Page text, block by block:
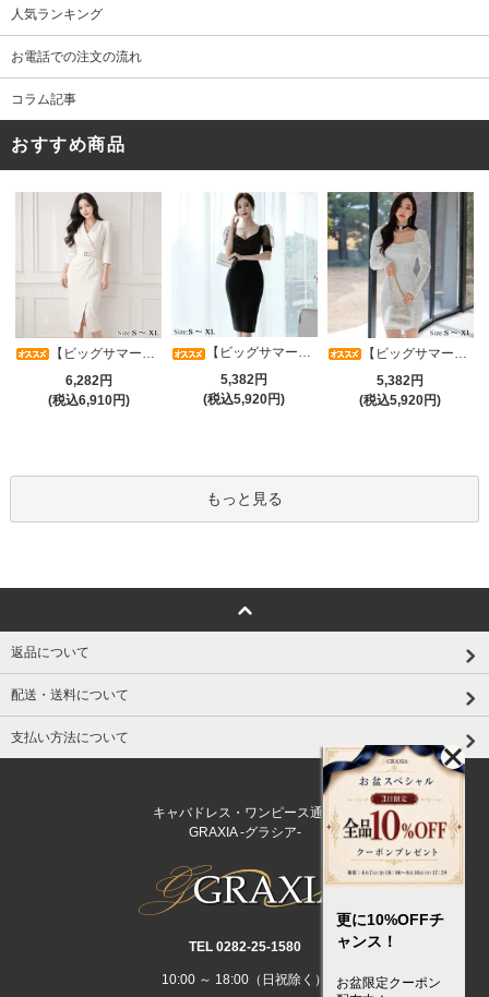
人気ランキング
お電話での注文の流れ
コラム記事
おすすめ商品
【ビッグサマーセール対象品】アシメカシュクール7分袖ワンピース(キャバドレス・CABARETDRESS)
6,282円
(税込6,910円)
【ビッグサマーセール対象品】光沢シアースリーブが軽やかなカシュクールVネックドレープミディドレス(キャバドレス・CABARETDRESS)
5,382円
(税込5,920円)
【ビッグサマーセール対象品】ラグジュアリーオーナメントレースパフスリーブワンピース(キャバドレス・CABARETDRESS)
5,382円
(税込5,920円)
もっと見る
返品について
配送・送料について
支払い方法について
キャバドレス・ワンピース通販
GRAXIA -グラシア-
TEL 0282‐25‐1580
10:00 ～ 18:00（日祝除く）
更に10%OFFチ
ャンス！
お盆限定クーポン